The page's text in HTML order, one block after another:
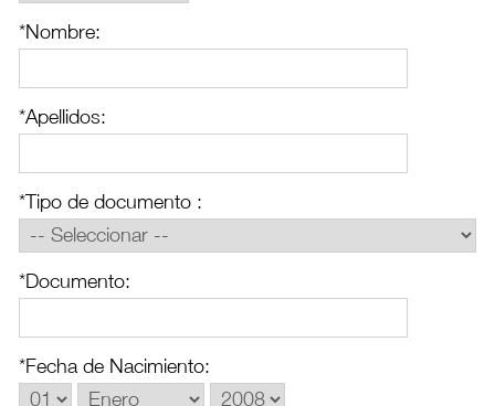
*Nombre:
*Apellidos:
*Tipo de documento :
*Documento:
*Fecha de Nacimiento: